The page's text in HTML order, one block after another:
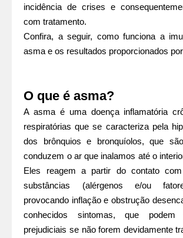
incidência de crises e
com tratamento.
Confira, a seguir, como funciona a
asma e os resultados proporcionados
O que é asma?
A asma é uma doença inflamatória
respiratórias que se caracteriza pela
dos brônquios e bronquíolos, que
conduzem o ar que inalamos até o
Eles reagem a partir do contato com
substâncias (alérgenos e/ou
provocando inflação e obstrução
conhecidos sintomas, que podem
prejudiciais se não forem devidamente